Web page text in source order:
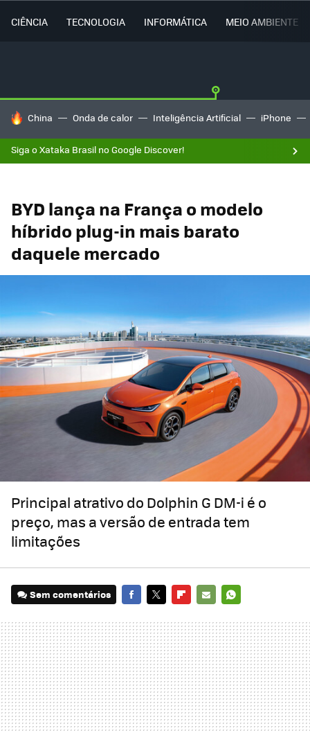
CIÊNCIA TECNOLOGIA INFORMÁTICA MEIO AMBIENTE
TENDÊNCIAS DO DIA
China Onda de calor Inteligência Artificial iPhone
Siga o Xataka Brasil no Google Discover!
BYD lança na França o modelo
híbrido plug-in mais barato
daquele mercado
Principal atrativo do Dolphin G DM-i é o
preço, mas a versão de entrada tem
limitações
Sem comentários
MAIL